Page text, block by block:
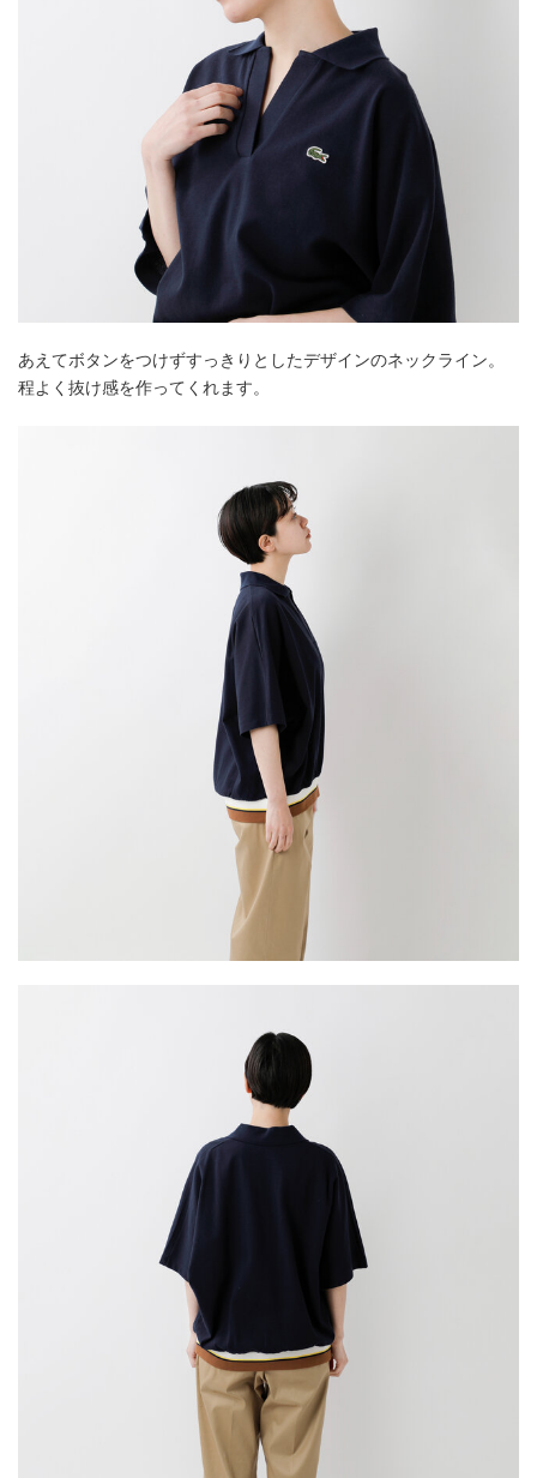
あえてボタンをつけずすっきりとしたデザインのネックライン。
程よく抜け感を作ってくれます。